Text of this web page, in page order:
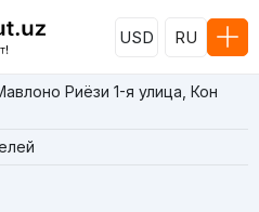
USD RU
Риёзи 1-я улица, Кон